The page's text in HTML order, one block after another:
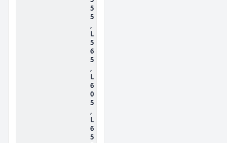
5
5
,
L
5
6
5
,
L
6
0
5
,
L
6
5